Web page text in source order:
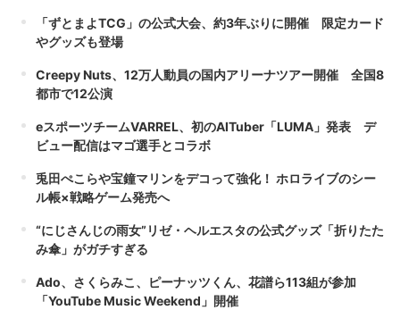
「ずとまよTCG」の公式大会、約3年ぶりに開催 限定カード
やグッズも登場
Creepy Nuts、12万人動員の国内アリーナツアー開催 全国8
都市で12公演
eスポーツチームVARREL、初のAITuber「LUMA」発表 デ
ビュー配信はマゴ選手とコラボ
兎田ぺこらや宝鐘マリンをデコって強化！ ホロライブのシー
ル帳×戦略ゲーム発売へ
“にじさんじの雨女”リゼ・ヘルエスタの公式グッズ「折りたた
み傘」がガチすぎる
Ado、さくらみこ、ピーナッツくん、花譜ら113組が参加
「YouTube Music Weekend」開催